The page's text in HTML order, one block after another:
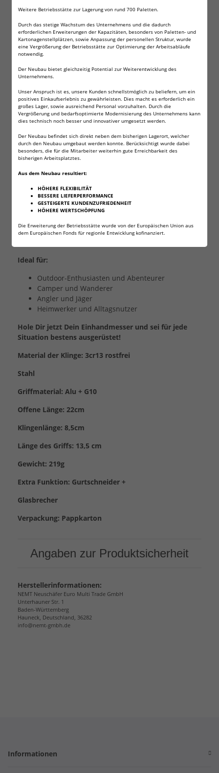
Weitere Betriebsstätte zur Lagerung von rund 700 Paletten.
Durch das stetige Wachstum des Unternehmens und die dadurch
erforderlichen Erweiterungen der Kapazitäten, besonders von Paletten- und
Kartonagenstellplätzen, sowie Anpassung der personellen Struktur, wurde
eine Vergrößerung der Betriebsstätte zur Optimierung der Arbeitsabläufe
notwendig.
Der Neubau bietet gleichzeitig Potential zur Weiterentwicklung des
Unternehmens.
Unser Anspruch ist es, unsere Kunden schnellstmöglich zu beliefern, um ein
positives Einkaufserlebnis zu gewährleisten. Dies macht es erforderlich ein
großes Lager, sowie ausreichend Personal vorzuhalten. Durch die
Vergrößerung und bedarfsoptimierte Modernisierung des Unternehmens kann
dies technisch noch besser und innovativer umgesetzt werden.
Der Neubau befindet sich direkt neben dem bisherigen Lagerort, welcher
durch den Neubau umgebaut werden konnte. Berücksichtigt wurde dabei
besonders, die für die Mitarbeiter weiterhin gute Erreichbarkeit des
bisherigen Arbeitsplatztes.
Aus dem Neubau resultiert:
HÖHERE FLEXIBILITÄT
BESSERE LIEFERPERFORMANCE
GESTEIGERTE KUNDENZUFRIEDENHEIT
HÖHERE WERTSCHÖPFUNG
Die Erweiterung der Betriebsstätte wurde von der Europäischen Union aus
dem Europäischen Fonds für regionle Entwicklung kofinanziert.
Vorteile auf einen Blick:
Hochwertige Klinge:Aus rostfreiem Edelstahl
gefertigt, für extreme Schärfe und Langlebigkeit –
stets einsatzbereit.
Einhandbedienung:
Einhandknubbels lässt sich das Messer schnell
und sicher mit einer Hand öffnen und schließen.
komfortablen Halt, selbst unter schwierigen
Bedingungen.
Kompaktes Design:Leicht und handlich, passt
Rucksack – Dein treuer Begleiter für unterwegs.
Sicherheitsverriegelungsmechanismus:Mit einer
zuverlässigen Verriegelung, die ungewolltes
Einklappen verhindert und für zusätzliche
Gürtelclip:zur Befestigung an Hose oder Gürtel,
aber auch abschraubbar.
Gurtschneider und Glasbrecher:
einschlagen und mit einer extra Klinge im Griff
Ideal für:
Outdoor-Enthusiasten und Abenteurer
Camper und Wanderer
Angler und Jäger
Heimwerker und Alltagsnutzer
Hole Dir jetzt Dein Einhandmesser und sei für jede
Situation bestens ausgerüstet!
Material der Klinge: 3cr13 rostfrei
Stahl
Griffmaterial: Alu + G10
Offene Länge: 22cm
Klingenlänge: 8,5cm
Länge des Griffs: 13,5 cm
Gewicht: 219g
Extra Funktion: Gurtschneider +
Glasbrecher
Verpackung: Pappkarton
Angaben zur Produktsicherheit
Herstellerinformationen:
NEMT Neuschäfer Euro Multi Trade GmbH
Unterhauner Str. 1
Baden-Württemberg
Hauneck, Deutschland, 36282
info@nemt-gmbh.de
Informationen